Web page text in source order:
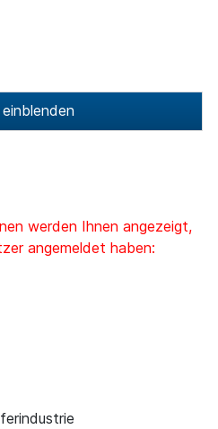
werden Ihnen angezeigt,
angemeldet haben: